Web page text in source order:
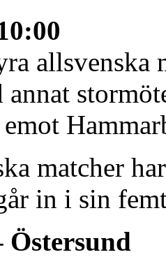
allsvenska
annat
matcher
in i sin
Östersund